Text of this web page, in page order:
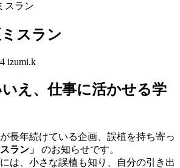
スラン
スラン
izumi.k
え、仕事に活かせる学
長年続けている企画、誤植を持ち寄っ
ラン」 のお知らせです。
は、小さな誤植も知り、自分の引き出